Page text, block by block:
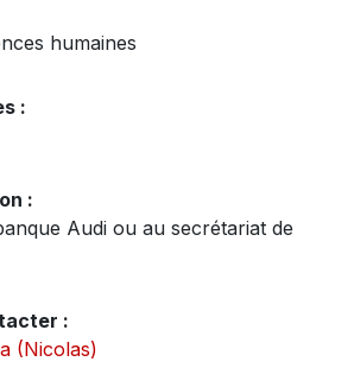
humaines
:
:
Audi ou au secrétariat de
:
(Nicolas)